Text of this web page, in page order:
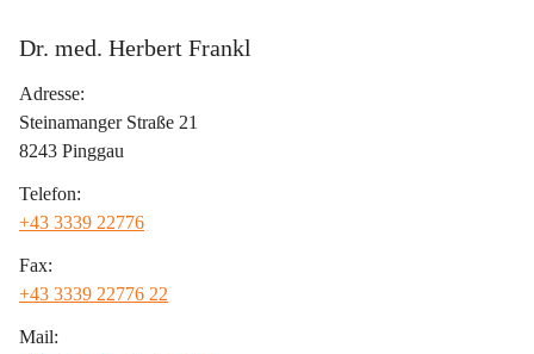
Dr. med. Herbert Frankl
Adresse:
Steinamanger Straße 21
8243 Pinggau
Telefon:
+43 3339 22776
Fax:
+43 3339 22776 22
Mail: